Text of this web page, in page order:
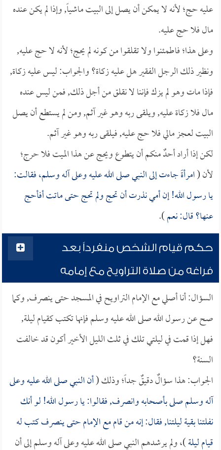
عليه حج؛ لأنه لا يمكن أن يصل إلى البيت ماشياً, وإذا لم يكن عنده
مال فلا حج عليه.
وعلى هذا؛ فاطمئنوا ولا تقلقوا من كونه لم يحج؛ لأنه لا حج عليه,
ونظير ذلك الرجل الفقير هل عليه زكاة؟ والجواب: ليس عليه زكاة,
فإذا مات وهو لم يزك فإننا لا نقلق من أجل ذلك, فمن ليس عنده
مال فلا زكاة عليه, ويلقى ربه وهو غير آثم, ومن لم يستطع أن يصل
البيت لعجز مالي فلا حج عليه, فيلقى ربه وهو غير آثم.
لكن إذا أراد أحدٌ منكم أن يتطوع ويحج عن هذا الميت فلا حرج؛
لأن (امرأةً جاءت إلى النبي صلى الله عليه وعلى آله وسلم، فقالت:
يا رسول الله! إن أمي نذرت أن تحج ولم تحج حتى ماتت أفأحج
عنها؟ قال: نعم).
حكم قيام الشخص منفرداً بعد
فراغه من صلاة التراويح مع إمامه
السؤال: أنا أصلي مع الإمام التراويح في المسجد حتى ينصرف, وكما
صح عن رسول الله صلى الله عليه وسلم فإنها تكتب كقيام ليلة,
فهل إذا قمت في ليلتي تلك في ثلث الليل الأخير أكون قد خالفت
السنة؟
الجواب: هذا سؤالٌ دقيقٌ جداً؛ وذلك (أن النبي صلى الله عليه وعلى
آله وسلم صلى بأصحابه وانصرف, فقالوا: يا رسول الله! لو أنك
نفلتنا بقية ليلتنا, فقال: إنه من قام مع الإمام حتى ينصرف كتب له
قيام ليلة)، ولم يرشدهم النبي صلى الله عليه وعلى آله وسلم إلى أن